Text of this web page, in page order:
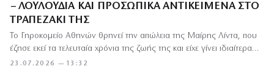
– ΛΟΥΛΟΎΔΙΑ ΚΑΙ ΠΡΟΣΩΠΙΚΆ ΑΝΤΙΚΕΊΜΕΝΑ ΣΤΟ
ΤΡΑΠΕΖΆΚΙ ΤΗΣ
23.07.2026 — 13:32
Το Γηροκομείο Αθηνών θρηνεί την απώλεια της Μαίρης Λίντα, που
έζησε εκεί τα τελευταία χρόνια της ζωής της και είχε γίνει ιδιαίτερα…